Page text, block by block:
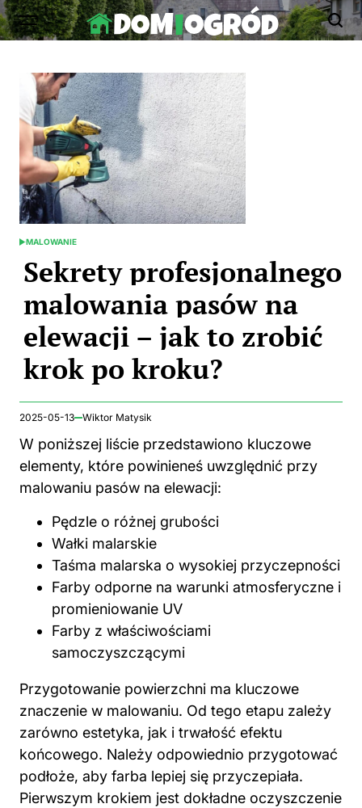
Skip
to
Ogród.edu.pl
POSTED
MALOWANIE
Sekrety profesjonalnego
malowania pasów na
elewacji – jak to zrobić
krok po kroku?
2025-05-13 Wiktor Matysik
W poniższej liście przedstawiono kluczowe
elementy, które powinieneś uwzględnić przy
malowaniu pasów na elewacji:
Pędzle o różnej grubości
Wałki malarskie
Taśma malarska o wysokiej przyczepności
Farby odporne na warunki atmosferyczne i
promieniowanie UV
Farby z właściwościami
samoczyszczącymi
Przygotowanie powierzchni ma kluczowe
znaczenie w malowaniu. Od tego etapu zależy
zarówno estetyka, jak i trwałość efektu
końcowego. Należy odpowiednio przygotować
podłoże, aby farba lepiej się przyczepiała.
Pierwszym krokiem jest dokładne oczyszczenie